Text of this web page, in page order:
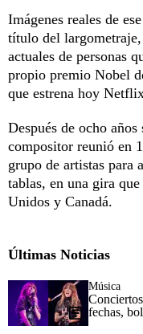
Imágenes reales de
título del largometraje,
actuales de personas
propio premio Nobel
que estrena hoy
Después de ocho
compositor reunió en
grupo de artistas para
tablas, en una gira
Unidos y Canadá.
Últimas Noticias
Música
fechas,